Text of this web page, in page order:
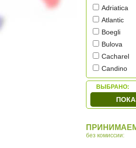
Adriatica
Atlantic
Boegli
Bulova
Cacharel
Candino
Casio
Citizen
HAAS &
ВЫБРАНО:
без комиссии: